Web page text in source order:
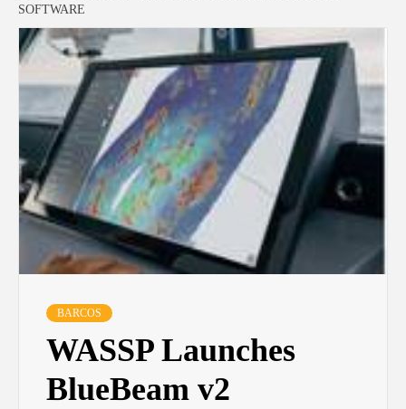
SOFTWARE
BARCOS
WASSP Launches
BlueBeam v2